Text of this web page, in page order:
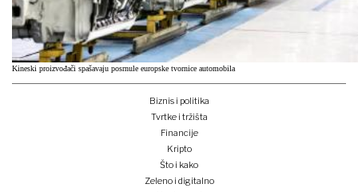
Kineski proizvođači spašavaju posrnule europske tvornice automobila
Biznis i politika
Tvrtke i tržišta
Financije
Kripto
Što i kako
Zeleno i digitalno